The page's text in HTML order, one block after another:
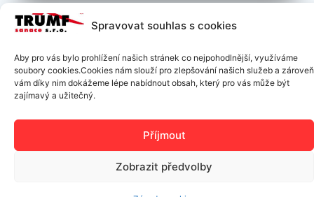
Spravovat souhlas s cookies
Aby pro vás bylo prohlížení našich stránek co nejpohodlnější, využíváme
soubory cookies.Cookies nám slouží pro zlepšování našich služeb a zároveň
vám díky nim dokážeme lépe nabídnout obsah, který pro vás může být
zajímavý a užitečný.
Příjmout
Zobrazit předvolby
TRUMF sanace s.r.o.